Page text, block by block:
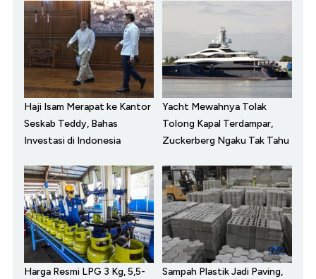
Haji Isam Merapat ke Kantor
Seskab Teddy, Bahas
Investasi di Indonesia
Yacht Mewahnya Tolak
Tolong Kapal Terdampar,
Zuckerberg Ngaku Tak Tahu
Harga Resmi LPG 3 Kg, 5,5-
Sampah Plastik Jadi Paving,